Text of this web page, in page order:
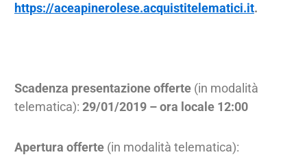
https://aceapinerolese.acquistitelematici.it.
Scadenza presentazione offerte(in modalità
telematica): 29/01/2019 – ora locale 12:00
Apertura offerte(in modalità telematica):